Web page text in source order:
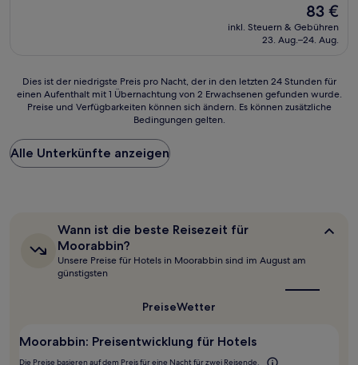
Der
Preis
beträgt
83 €
inkl. Steuern & Gebühren
23. Aug.–24. Aug.
Dies
ist
Preis
pro
Nacht,
24 Stunden
Aufenthalt
2 Erwachsenen
Dies ist der niedrigste Preis pro Nacht, der in den letzten 24 Stunden für
einen Aufenthalt mit 1 Übernachtung von 2 Erwachsenen gefunden wurde.
Preise und Verfügbarkeiten können sich ändern. Es können zusätzliche
Bedingungen gelten.
Alle Unterkünfte anzeigen
Wann
ist
die
beste
Reisezeit
Wann ist die beste Reisezeit für
Moorabbin?
Unsere Preise für Hotels in Moorabbin sind im August am
günstigsten
PreiseWetter
Moorabbin: Preisentwicklung für Hotels
Die Preise basieren auf dem Preis für eine Nacht für zwei Reisende.